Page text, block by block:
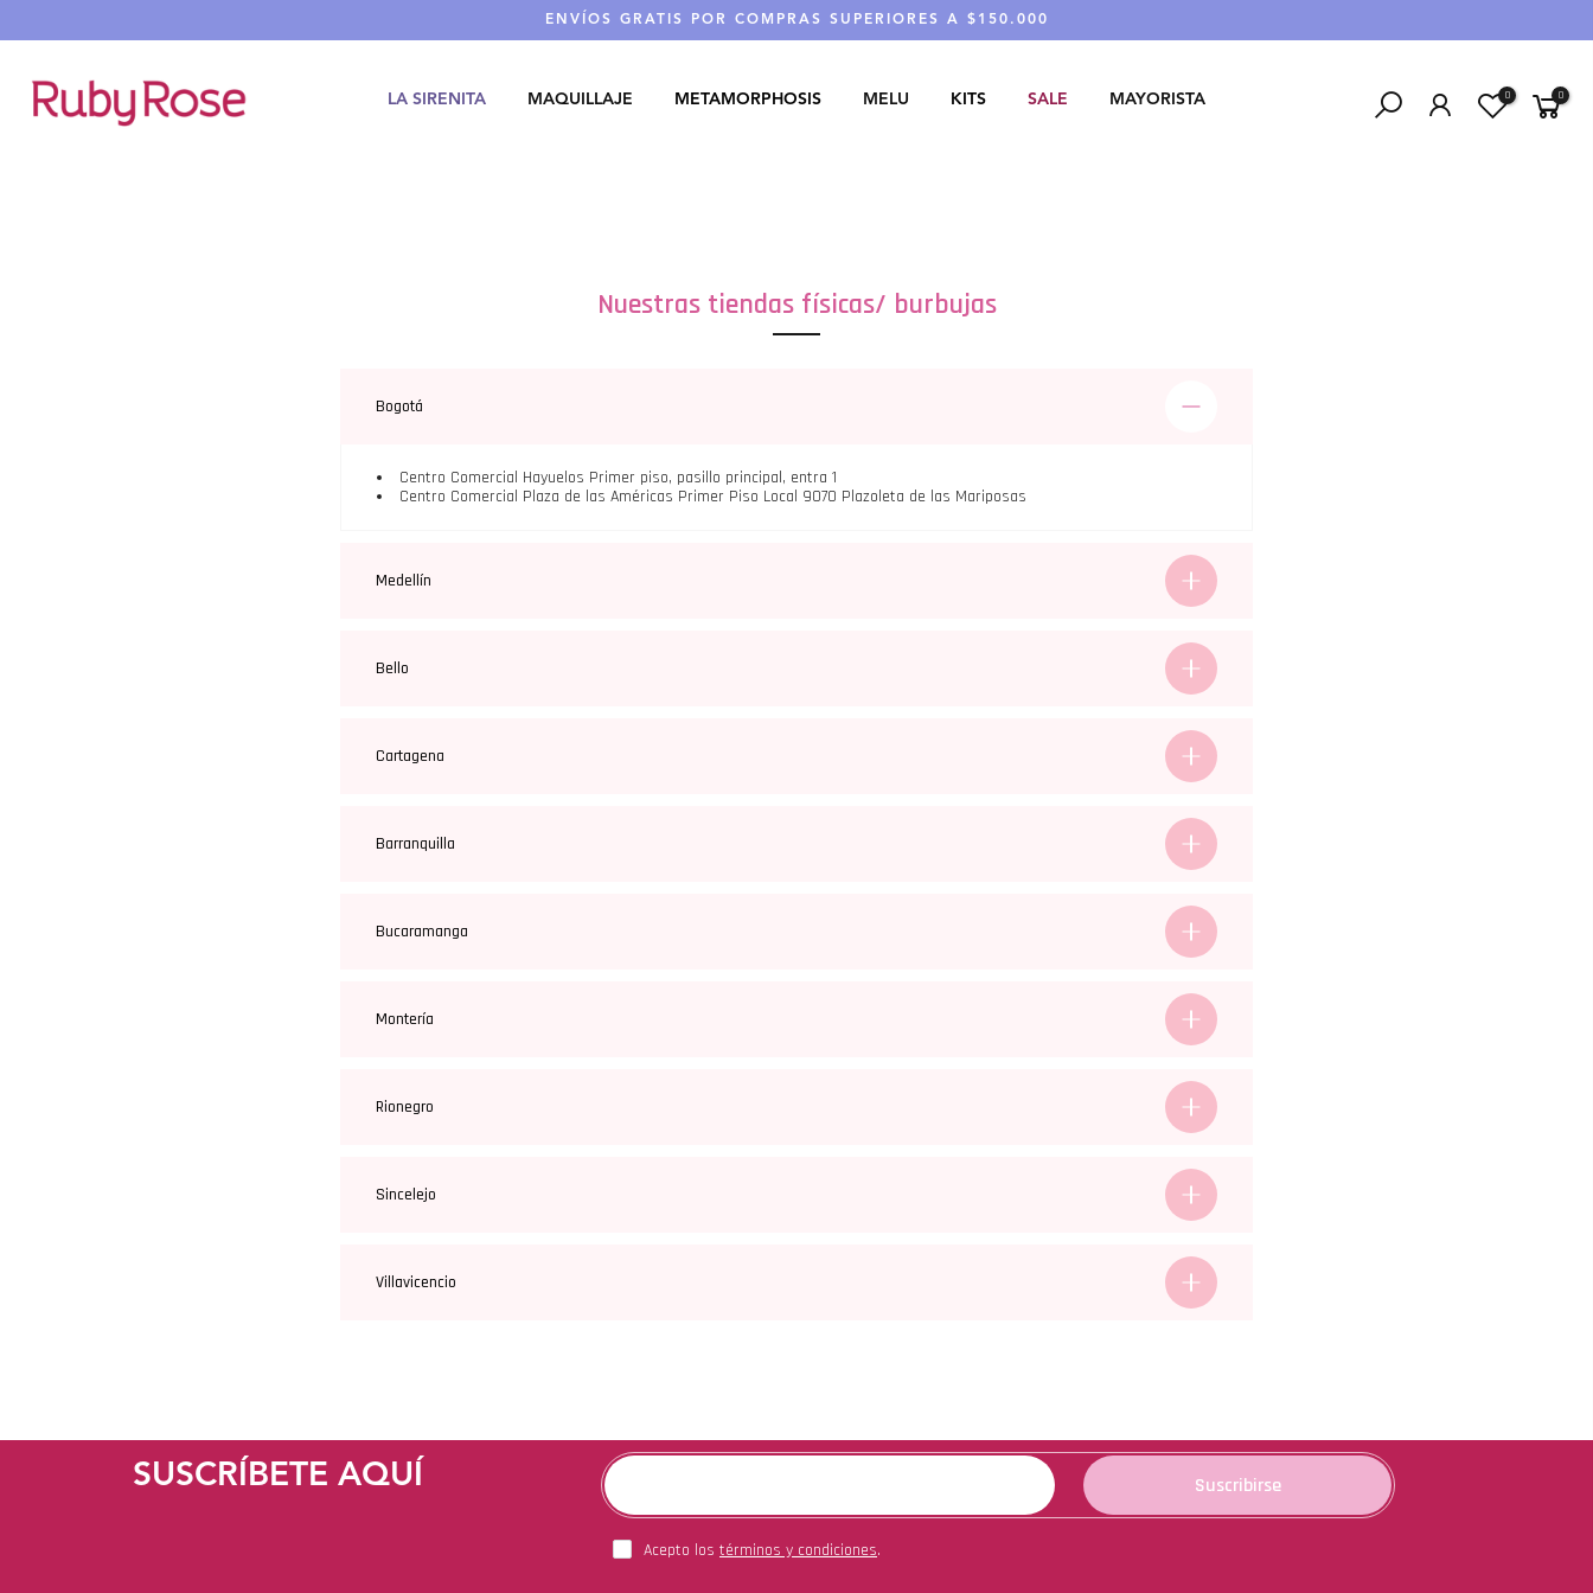
contenido
ENVÍOS GRATIS POR COMPRAS SUPERIORES A $150.000
LA SIRENITA MAQUILLAJE METAMORPHOSIS MELU KITS SALE MAYORISTA 0 0
Nuestras tiendas físicas/ burbujas
Bogotá
Centro Comercial Hayuelos Primer piso, pasillo principal, entra 1
Centro Comercial Plaza de las Américas Primer Piso Local 9070 Plazoleta de las Mariposas
Medellín
Bello
Cartagena
Barranquilla
Bucaramanga
Montería
Rionegro
Sincelejo
Villavicencio
SUSCRÍBETE AQUÍ Suscribirse
Acepto los términos y condiciones.